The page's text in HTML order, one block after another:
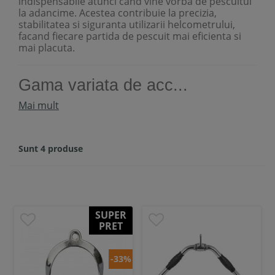
la adancime. Acestea contribuie la precizia,
stabilitatea si siguranta utilizarii helcometrului,
facand fiecare partida de pescuit mai eficienta si
mai placuta.
Gama variata de acc...
Mai mult
Sunt 4 produse
SUPER
PRET
-33%